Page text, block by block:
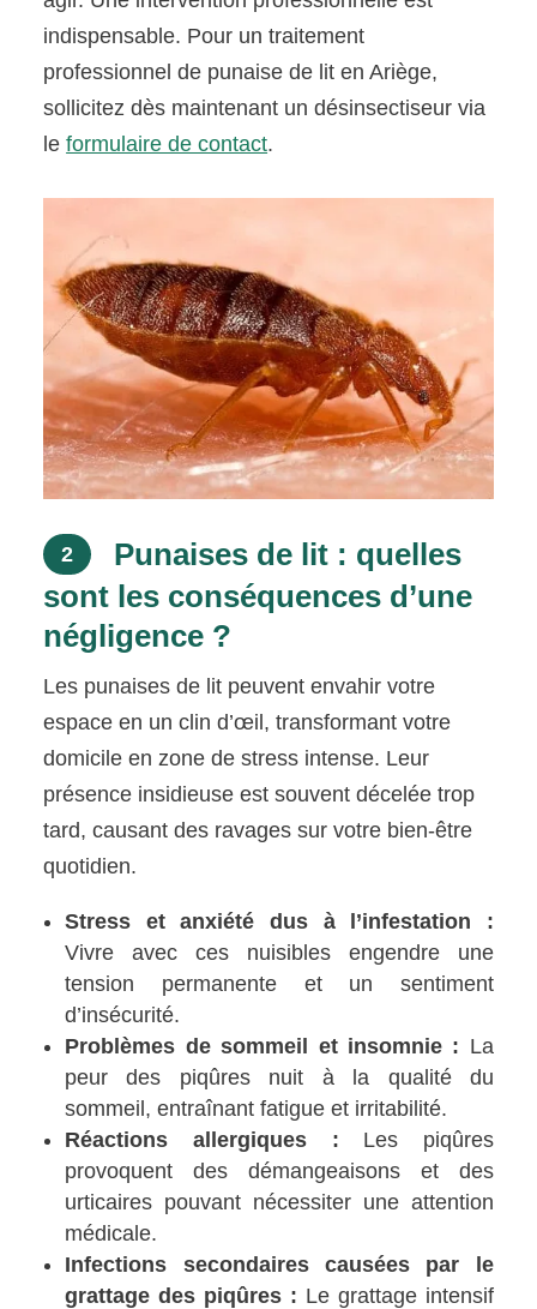
indispensable. Pour un traitement
professionnel de punaise de lit en Ariège,
sollicitez dès maintenant un désinsectiseur via
leformulaire de contact.
2
Punaises de lit : quelles
sont les conséquences d’une
négligence ?
Les punaises de lit peuvent envahir votre
espace en un clin d’œil, transformant votre
domicile en zone de stress intense. Leur
présence insidieuse est souvent décelée trop
tard, causant des ravages sur votre bien-être
quotidien.
Stress et anxiété dus à l’infestation :
Vivre avec ces nuisibles engendre une
tension permanente et un sentiment
d’insécurité.
Problèmes de sommeil et insomnie : La
peur des piqûres nuit à la qualité du
sommeil, entraînant fatigue et irritabilité.
Réactions allergiques : Les piqûres
provoquent des démangeaisons et des
urticaires pouvant nécessiter une attention
médicale.
Infections secondaires causées par le
grattage des piqûres : Le grattage intensif